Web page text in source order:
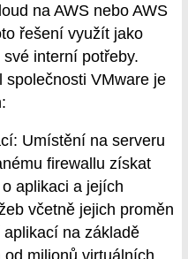
na AWS nebo AWS
řešení využít jako
interní potřeby.
společnosti VMware je
Umístění na serveru
firewallu získat
aplikaci a jejích
včetně jejich proměn
na základě